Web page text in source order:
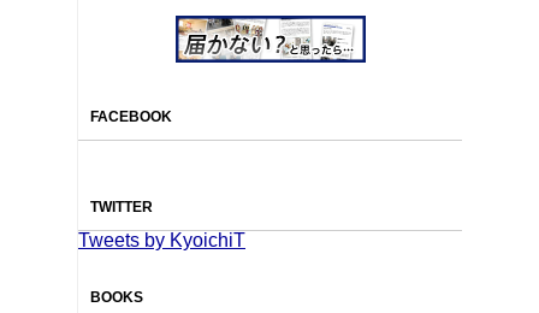
FACEBOOK
TWITTER
Tweets by KyoichiT
BOOKS